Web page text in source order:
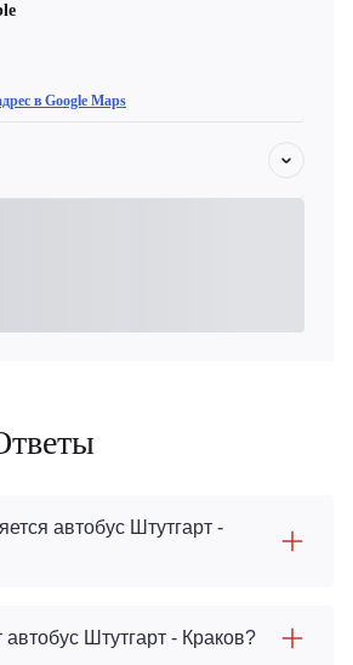
в Google Maps
автобус Штутгарт -
Штутгарт - Краков?